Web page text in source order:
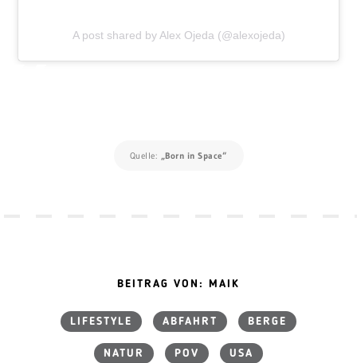
A post shared by Alex Ojeda (@alexojeda)
Quelle: „Born in Space“
BEITRAG VON: MAIK
LIFESTYLE ABFAHRT BERGE
NATUR POV USA